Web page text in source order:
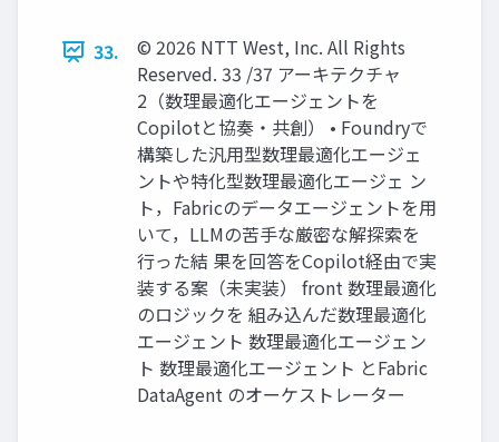
33.
© 2026 NTT West, Inc. All Rights
Reserved. 33 /37 アーキテクチャ
2（数理最適化エージェントを
Copilotと協奏・共創） • Foundryで
構築した汎用型数理最適化エージェ
ントや特化型数理最適化エージェ ン
ト，Fabricのデータエージェントを用
いて，LLMの苦手な厳密な解探索を
行った結 果を回答をCopilot経由で実
装する案（未実装） front 数理最適化
のロジックを 組み込んだ数理最適化
エージェント 数理最適化エージェン
ト 数理最適化エージェント とFabric
DataAgent のオーケストレーター